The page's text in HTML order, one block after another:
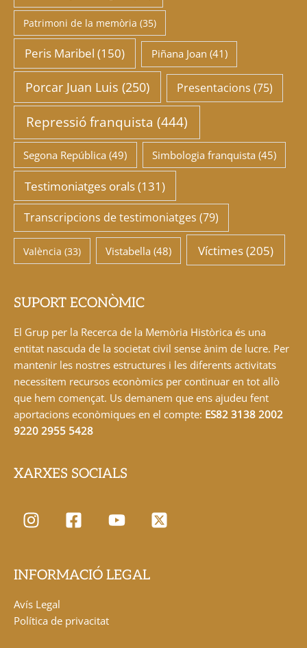
Patrimoni de la memòria (35)
Peris Maribel (150) Piñana Joan (41)
Porcar Juan Luis (250) Presentacions (75)
Repressió franquista (444)
Segona República (49) Simbologia franquista (45)
Testimoniatges orals(131)
Transcripcions de testimoniatges (79)
València (33) Vistabella (48) Víctimes(205)
SUPORT ECONÒMIC
El Grup per la Recerca de la Memòria Històrica és una
entitat nascuda de la societat civil sense ànim de lucre. Per
mantenir les nostres estructures i les diferents activitats
necessitem recursos econòmics per continuar en tot allò
que hem començat. Us demanem que ens ajudeu fent
aportacions econòmiques en el compte: ES82 3138 2002
9220 2955 5428
XARXES SOCIALS
INFORMACIÓ LEGAL
Avís Legal
Política de privacitat